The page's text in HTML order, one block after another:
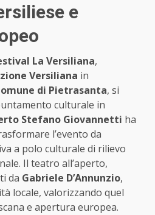
e
La Versiliana,
Versiliana in
di Pietrasanta, si
culturale in
Stefano Giovannetti ha
l’evento da
a polo culturale di rilievo
Il teatro all’aperto,
da Gabriele D’Annunzio,
locale, valorizzando quel
e apertura europea.